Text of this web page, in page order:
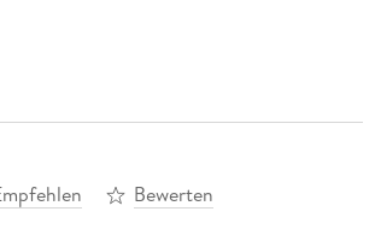
Bewerten